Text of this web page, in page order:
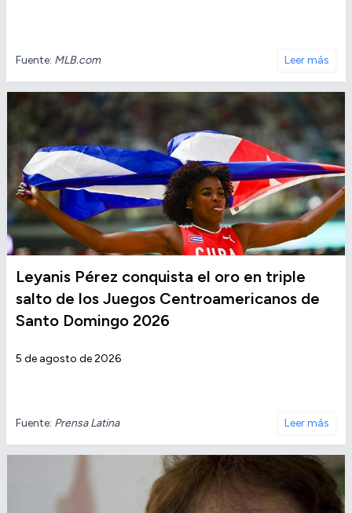
Fuente: MLB.com Leer más
Leyanis Pérez conquista el oro en triple
salto de los Juegos Centroamericanos de
Santo Domingo 2026
5 de agosto de 2026
Fuente: Prensa Latina Leer más